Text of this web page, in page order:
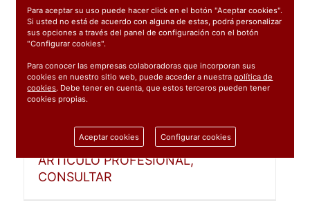
Ref:06711
ARTICULO PROFESIONAL,
CONSULTAR
Para aceptar su uso puede hacer click en el botón "Aceptar cookies".
Si usted no está de acuerdo con alguna de estas, podrá personalizar
sus opciones a través del panel de configuración con el botón
"Configurar cookies".
Para conocer las empresas colaboradoras que incorporan sus
cookies en nuestro sitio web, puede acceder a nuestrapolítica de
cookies. Debe tener en cuenta, que estos terceros pueden tener
cookies propias.
Aceptar cookies Configurar cookies